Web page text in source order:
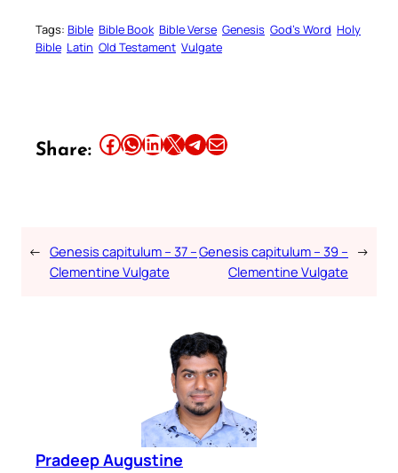
Tags: Bible Bible Book Bible Verse Genesis God’s Word Holy
Bible Latin Old Testament Vulgate
Share: Share this article on Facebook Share this article on WhatsApp Share this article on LinkedIn Share this article on X Share this article on TelegramEmail this Article
← Genesis capitulum – 37 –
Clementine Vulgate
Genesis capitulum – 39 –
Clementine Vulgate
→
Pradeep Augustine